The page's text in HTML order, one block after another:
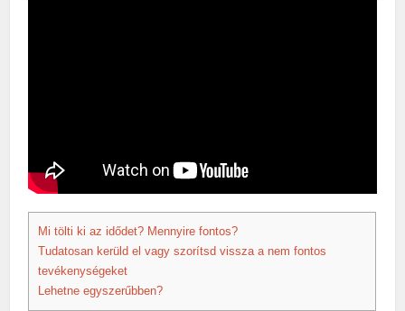
Mi tölti ki az idődet? Mennyire fontos?
Tudatosan kerüld el vagy szorítsd vissza a nem fontos
tevékenységeket
Lehetne egyszerűbben?